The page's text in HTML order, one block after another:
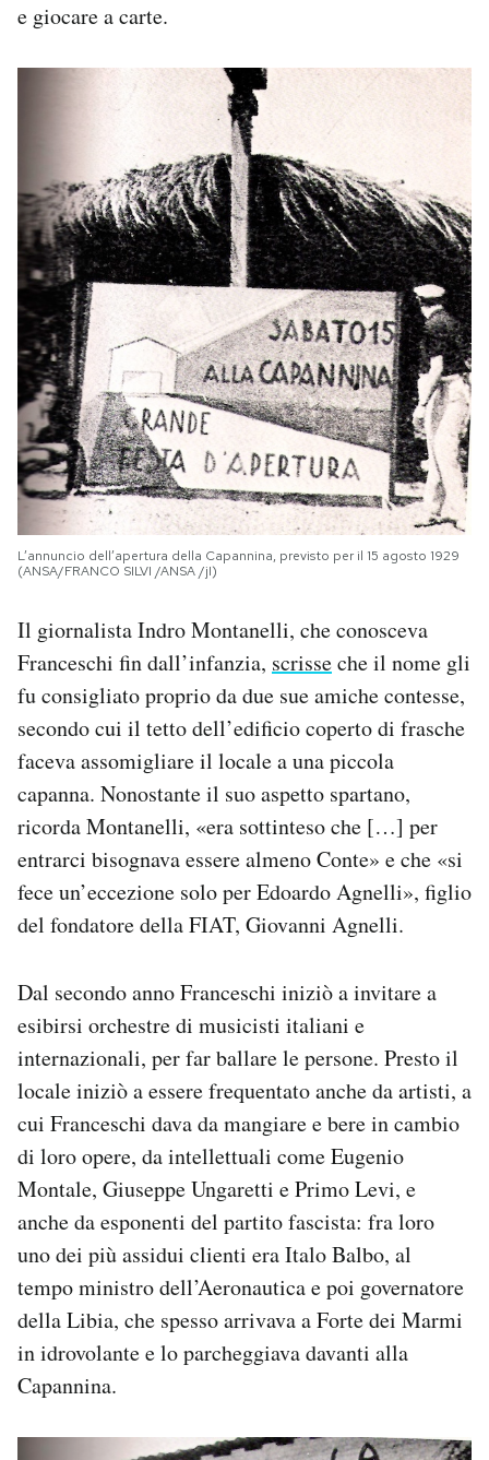
e giocare a carte.
L’annuncio dell’apertura della Capannina, previsto per il 15 agosto 1929
(ANSA/FRANCO SILVI /ANSA /jI)
Il giornalista Indro Montanelli, che conosceva
Franceschi fin dall’infanzia, scrisseche il nome gli
fu consigliato proprio da due sue amiche contesse,
secondo cui il tetto dell’edificio coperto di frasche
faceva assomigliare il locale a una piccola
capanna. Nonostante il suo aspetto spartano,
ricorda Montanelli, «era sottinteso che […] per
entrarci bisognava essere almeno Conte» e che «si
fece un’eccezione solo per Edoardo Agnelli», figlio
del fondatore della FIAT, Giovanni Agnelli.
Dal secondo anno Franceschi iniziò a invitare a
esibirsi orchestre di musicisti italiani e
internazionali, per far ballare le persone. Presto il
locale iniziò a essere frequentato anche da artisti, a
cui Franceschi dava da mangiare e bere in cambio
di loro opere, da intellettuali come Eugenio
Montale, Giuseppe Ungaretti e Primo Levi, e
anche da esponenti del partito fascista: fra loro
uno dei più assidui clienti era Italo Balbo, al
tempo ministro dell’Aeronautica e poi governatore
della Libia, che spesso arrivava a Forte dei Marmi
in idrovolante e lo parcheggiava davanti alla
Capannina.